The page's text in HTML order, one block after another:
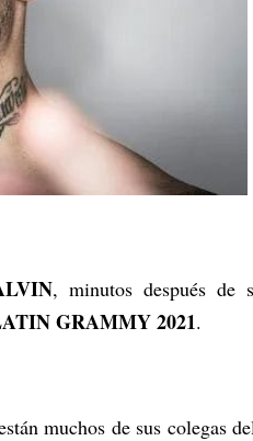
, minutos después de
GRAMMY 2021.
muchos de sus colegas